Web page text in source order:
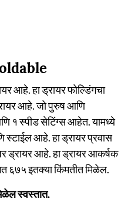
आहे. हा ड्रायर फोल्डिंगचा
आहे. जो पुरुष आणि
१ स्पीड सेटिंग्स आहेत. यामध्ये
स्टाईल आहे. हा ड्रायर प्रवास
ड्रायर आहे. हा ड्रायर आकर्षक
६७५ इतक्या किंमतीत मिळेल.
स्वस्तात.